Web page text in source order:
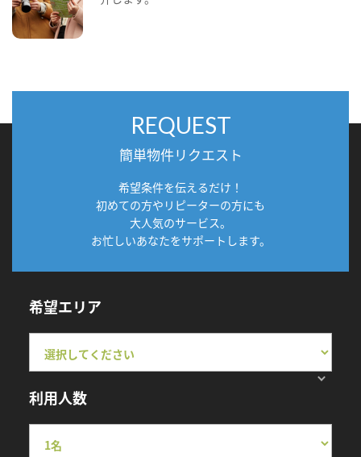
REQUEST
簡単物件リクエスト
希望条件を伝えるだけ！
初めての方やリピーターの方にも
大人気のサービス。
お忙しいあなたをサポートします。
希望エリア
利用人数